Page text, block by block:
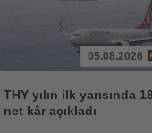
Oku
05.08.2026
THY yılın ilk yarısında
net kâr açıkladı